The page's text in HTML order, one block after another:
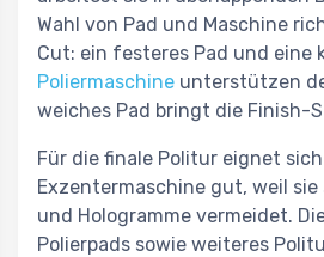
Wahl von Pad und Maschine
Cut: ein festeres Pad und eine
Poliermaschine unterstützen
weiches Pad bringt die Finish-
Für die finale Politur eignet
Exzentermaschine gut, weil
und Hologramme vermeidet.
Polierpads sowie weiteres